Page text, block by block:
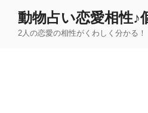
動物占い恋愛相性♪
2人の恋愛の相性がくわしく分かる！